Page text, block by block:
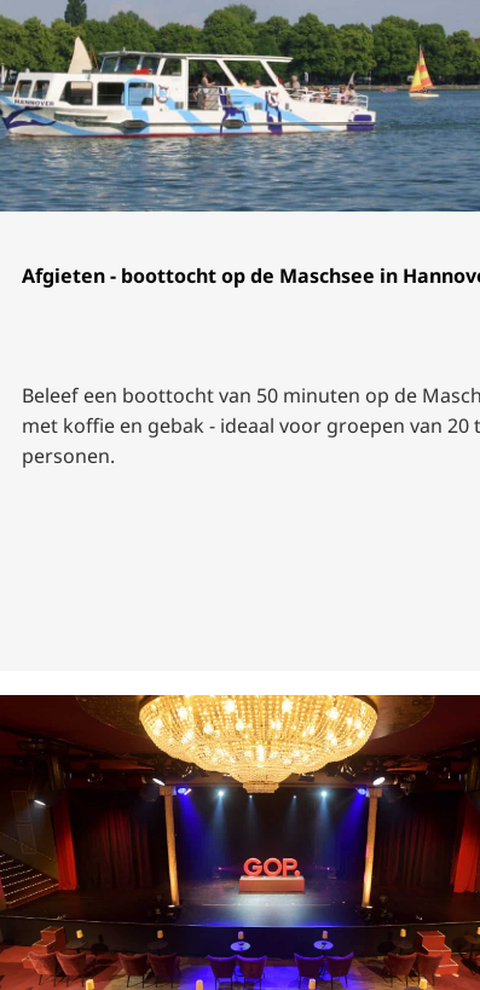
Afgieten - boottocht op de Maschsee in
Beleef een boottocht van 50 minuten op de
met koffie en gebak - ideaal voor groepen van 20
personen.